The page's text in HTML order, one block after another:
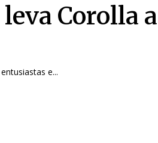
Corolla
e...